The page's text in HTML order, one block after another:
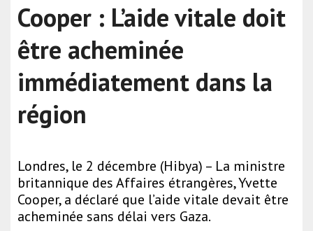
Cooper : L’aide vitale doit
être acheminée
immédiatement dans la
région
Londres, le 2 décembre (Hibya) – La ministre
britannique des Affaires étrangères, Yvette
Cooper, a déclaré que l’aide vitale devait être
acheminée sans délai vers Gaza.